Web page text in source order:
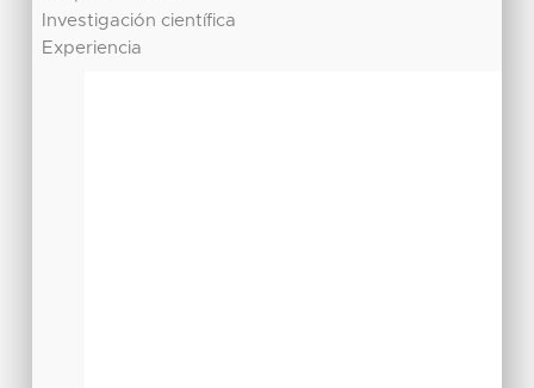
Investigación científica
Experiencia